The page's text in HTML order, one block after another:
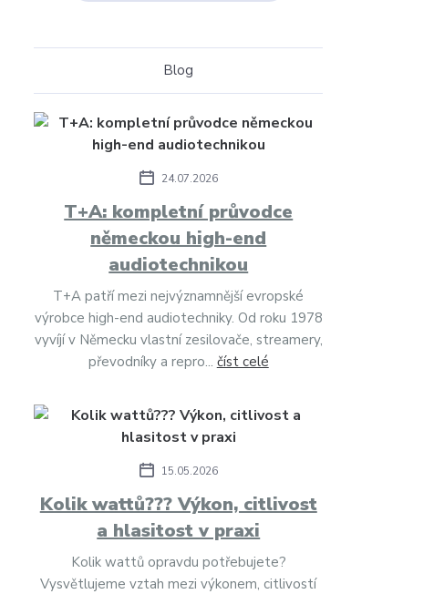
Blog
24.07.2026
T+A: kompletní průvodce
německou high-end
audiotechnikou
T+A patří mezi nejvýznamnější evropské
výrobce high-end audiotechniky. Od roku 1978
vyvíjí v Německu vlastní zesilovače, streamery,
převodníky a repro... číst celé
15.05.2026
Kolik wattů??? Výkon, citlivost
a hlasitost v praxi
Kolik wattů opravdu potřebujete?
Vysvětlujeme vztah mezi výkonem, citlivostí